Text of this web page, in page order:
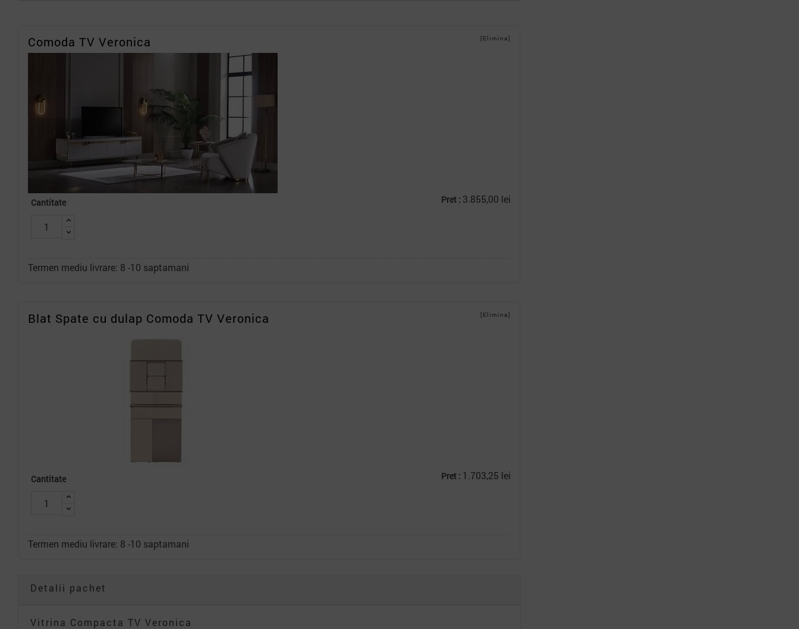
Comoda TV Veronica [Elimina]
Cantitate Pret : 3.855,00 lei
Termen mediu livrare: 8 -10 saptamani
Blat Spate cu dulap Comoda TV Veronica [Elimina]
Cantitate Pret : 1.703,25 lei
Termen mediu livrare: 8 -10 saptamani
Detalii pachet
Vitrina Compacta TV Veronica